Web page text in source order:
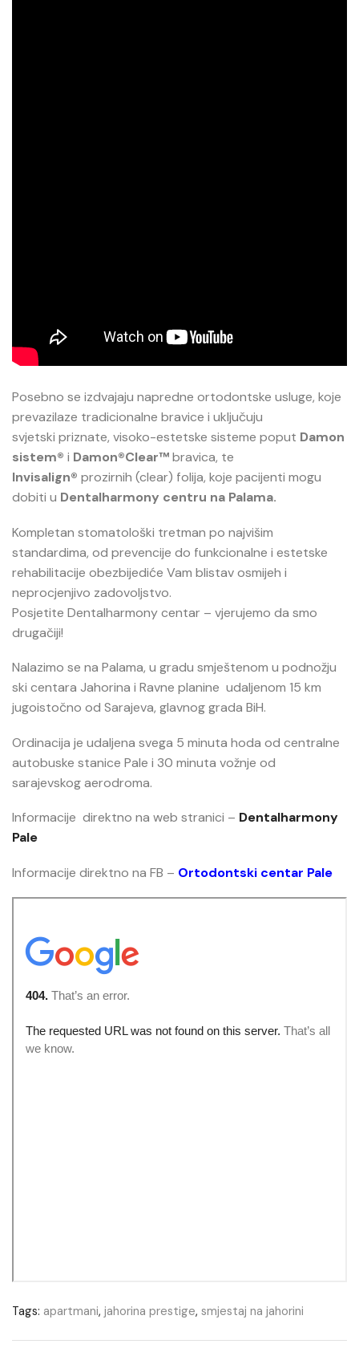
Posebno se izdvajaju napredne ortodontske usluge, koje
prevazilaze tradicionalne bravice i uključuju
svjetski priznate, visoko-estetske sisteme poput Damon
sistem® i Damon®Clear™bravica, te
Invisalign® prozirnih (clear) folija, koje pacijenti mogu
dobiti u Dentalharmony centru na Palama.
Kompletan stomatološki tretman po najvišim
standardima, od prevencije do funkcionalne i estetske
rehabilitacije obezbijediće Vam blistav osmijeh i
neprocjenjivo zadovoljstvo.
Posjetite Dentalharmony centar – vjerujemo da smo
drugačiji!
Nalazimo se na Palama, u gradu smještenom u podnožju
ski centara Jahorina i Ravne planine udaljenom 15 km
jugoistočno od Sarajeva, glavnog grada BiH.
Ordinacija je udaljena svega 5 minuta hoda od centralne
autobuske stanice Pale i 30 minuta vožnje od
sarajevskog aerodroma.
Informacije direktno na web stranici – Dentalharmony
Pale
Informacije direktno na FB – Ortodontski centar Pale
Tags: apartmani, jahorina prestige, smjestaj na jahorini